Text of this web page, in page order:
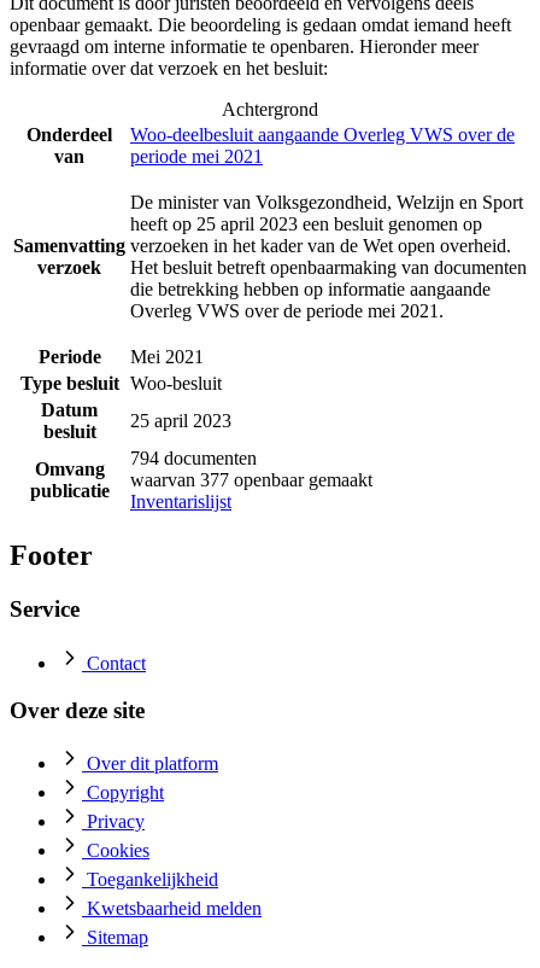
openbaar gemaakt. Die beoordeling is gedaan omdat iemand heeft
gevraagd om interne informatie te openbaren. Hieronder meer
informatie over dat verzoek en het besluit:
Achtergrond
Onderdeel
van
Woo-deelbesluit aangaande Overleg VWS over de
periode mei 2021
Samenvatting
verzoek
De minister van Volksgezondheid, Welzijn en Sport
heeft op 25 april 2023 een besluit genomen op
verzoeken in het kader van de Wet open overheid.
Het besluit betreft openbaarmaking van documenten
die betrekking hebben op informatie aangaande
Overleg VWS over de periode mei 2021.
Periode
Mei 2021
Type besluit Woo-besluit
Datum
besluit
25 april 2023
Omvang
publicatie
794 documenten
waarvan 377 openbaar gemaakt
Inventarislijst
Footer
Service
Contact
Over deze site
Over dit platform
Copyright
Privacy
Cookies
Toegankelijkheid
Kwetsbaarheid melden
Sitemap